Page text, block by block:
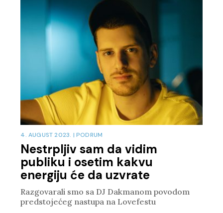
Nestrpljiv sam da vidim
publiku i osetim kakvu
energiju će da uzvrate
4. AUGUST 2023. |PODRUM
Razgovarali smo sa DJ Dakmanom povodom
predstojećeg nastupa na Lovefestu